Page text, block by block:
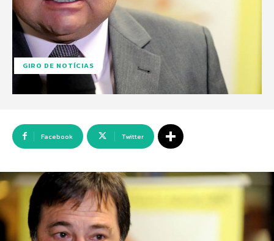
GIRO DE NOTÍCIAS
Facebook Twitter